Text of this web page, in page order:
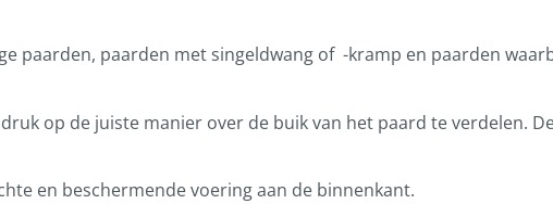
paarden, paarden met singeldwang of -kramp en paarden
op de juiste manier over de buik van het paard te verdelen.
en beschermende voering aan de binnenkant.